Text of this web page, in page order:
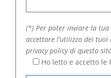
(*) Per poter inviare la tua
accettare l’utilizzo dei tuoi
privacy policy di questo
Ho letto e accetto le